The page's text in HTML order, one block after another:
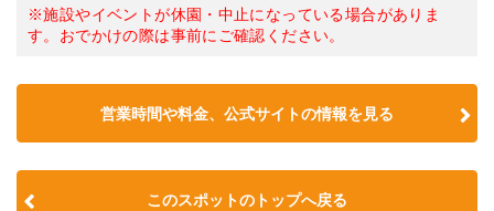
※施設やイベントが休園・中止になっている場合がありま
す。おでかけの際は事前にご確認ください。
営業時間や料金、公式サイトの情報を見る
このスポットのトップへ戻る